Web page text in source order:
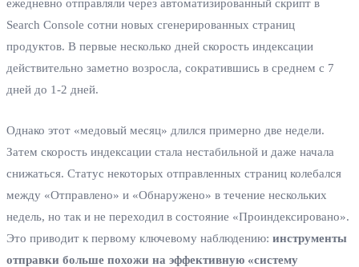
ежедневно отправляли через автоматизированный скрипт в
Search Console сотни новых сгенерированных страниц
продуктов. В первые несколько дней скорость индексации
действительно заметно возросла, сократившись в среднем с 7
дней до 1-2 дней.
Однако этот «медовый месяц» длился примерно две недели.
Затем скорость индексации стала нестабильной и даже начала
снижаться. Статус некоторых отправленных страниц колебался
между «Отправлено» и «Обнаружено» в течение нескольких
недель, но так и не переходил в состояние «Проиндексировано».
Это приводит к первому ключевому наблюдению: инструменты
отправки больше похожи на эффективную «систему